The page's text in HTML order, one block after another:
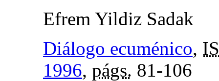
Efrem Yildiz Sadak
Diálogo ecuménico,
1996, págs. 81-106